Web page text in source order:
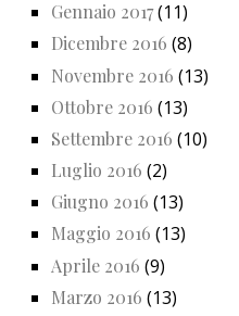
Gennaio 2017(11)
Dicembre 2016 (8)
Novembre 2016 (13)
Ottobre 2016 (13)
Settembre 2016 (10)
Luglio 2016 (2)
Giugno 2016 (13)
Maggio 2016 (13)
Aprile 2016 (9)
Marzo 2016 (13)